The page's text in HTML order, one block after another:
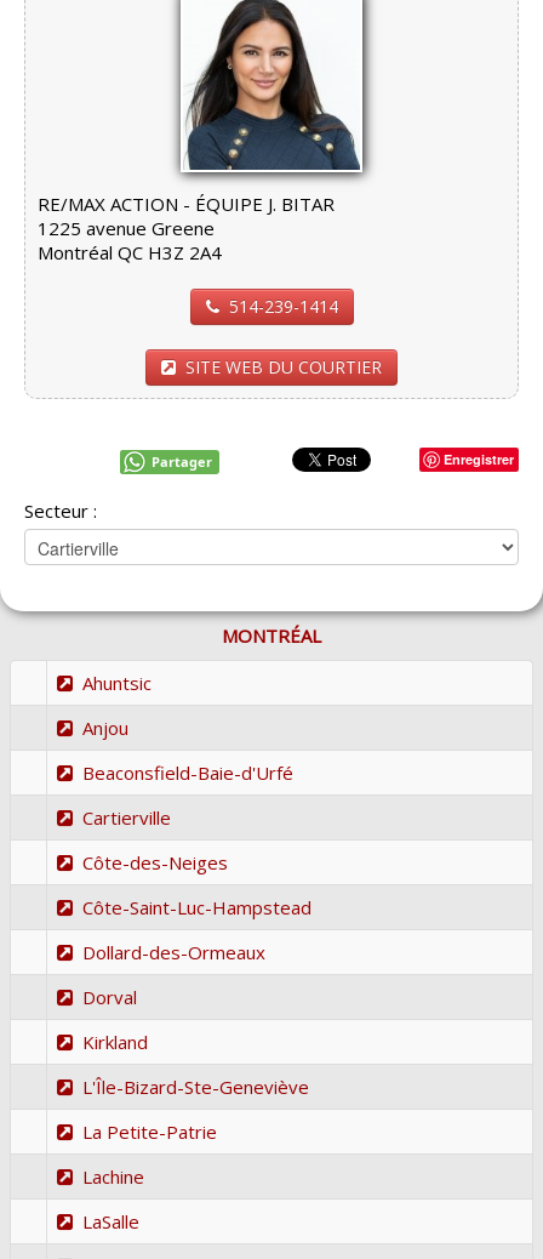
RE/MAX ACTION - ÉQUIPE J. BITAR
1225 avenue Greene
Montréal QC H3Z 2A4
514-239-1414
SITE WEB DU COURTIER
Enregistrer
Partager
Secteur :
MONTRÉAL
Ahuntsic
Anjou
Beaconsfield-Baie-d'Urfé
Cartierville
Côte-des-Neiges
Côte-Saint-Luc-Hampstead
Dollard-des-Ormeaux
Dorval
Kirkland
L'Île-Bizard-Ste-Geneviève
La Petite-Patrie
Lachine
LaSalle